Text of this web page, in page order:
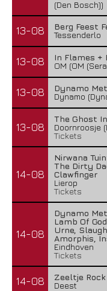
(Den Bosch))
13-08
Berg Feest
Tessenderlo
13-08
In Flames +
OM (OM
13-08
Dynamo
Dynamo
13-08
The Ghost
Doornroosje
Tickets
14-08
Nirwana
The Dirty
Clawfinger
Lierop
Tickets
14-08
Dynamo
Lamb Of
Urne,
Amorphis,
Eindhoven
Tickets
14-08
Zeeltje
Deest